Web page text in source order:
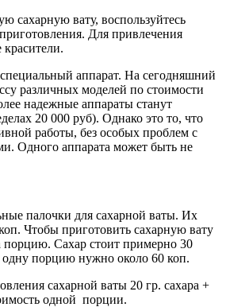
сахарную вату, воспользуйтесь
Для привлечения
красители.
аппарат. На сегодняшний
различных моделей по стоимости
надежные аппараты станут
20 000 руб). Однако это то, что
работы, без особых проблем с
Одного аппарата может быть не
палочки для сахарной ваты. Их
Чтобы приготовить сахарную вату
порцию. Сахар стоит примерно 30
порцию нужно около 60 коп.
сахарной ваты 20 гр. сахара +
одной порции.